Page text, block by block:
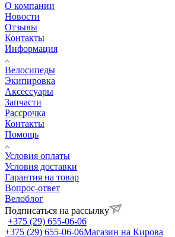
О компании
Новости
Отзывы
Контакты
Информация
Велосипеды
Экипировка
Аксессуары
Запчасти
Рассрочка
Контакты
Помощь
Условия оплаты
Условия доставки
Гарантия на товар
Вопрос-ответ
Велоблог
Подписаться на рассылку
+375 (29) 655-06-06
+375 (29) 655-06-06Магазин на Кирова